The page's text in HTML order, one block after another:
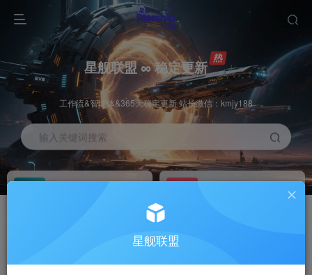
星舰联盟 ∞ 稳定更新
工作流&智能体&365天稳定更新 站长微信：kmjy188
输入关键词搜索
加入会员 工作流主页
每周免费工作流体验
星舰联盟